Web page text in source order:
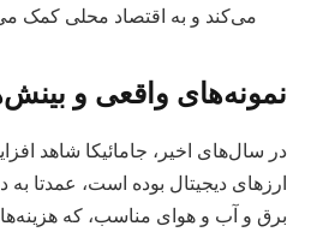
می‌کند و به اقتصاد محلی کمک
نمونه‌های واقعی و
در سال‌های اخیر، جامائیکا شاهد
ارزهای دیجیتال بوده است، عمدتا به
برق و آب و هوای مناسب، که